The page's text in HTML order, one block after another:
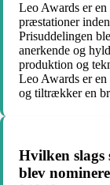
Leo Awards er
præstationer
Prisuddelingen
anerkende og
produktion og
Leo Awards er
og tiltrækker en
Hvilken slags
blev